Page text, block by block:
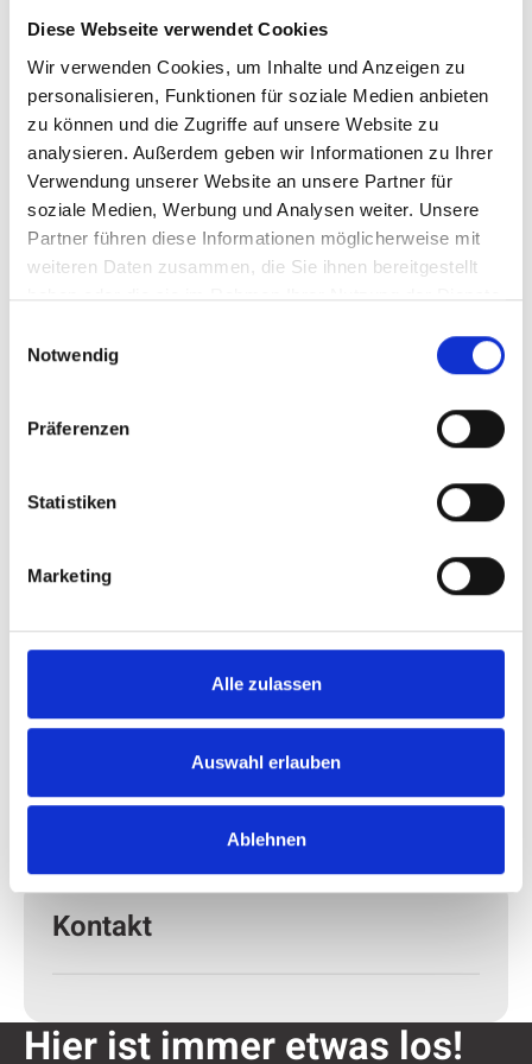
Diese Webseite verwendet Cookies
Wir verwenden Cookies, um Inhalte und Anzeigen zu
personalisieren, Funktionen für soziale Medien anbieten
zu können und die Zugriffe auf unsere Website zu
analysieren. Außerdem geben wir Informationen zu Ihrer
Verwendung unserer Website an unsere Partner für
soziale Medien, Werbung und Analysen weiter. Unsere
Partner führen diese Informationen möglicherweise mit
weiteren Daten zusammen, die Sie ihnen bereitgestellt
haben oder die sie im Rahmen Ihrer Nutzung der Dienste
Notwendig
Präferenzen
Statistiken
Marketing
Alle zulassen
Auswahl erlauben
Ablehnen
Dort finden Sonnenhungrige ab sofort auch
unkompliziert und kontaktlos funktioniert. Mit
dem Schutzfaktor 30 erfüllt die Creme die
europäischen Sicherheitsstandards für
Hautprodukte und sorgt für Sicherheit beim
Stadtbummel oder der Radtour.
Kontakt
Hier ist immer etwas los!